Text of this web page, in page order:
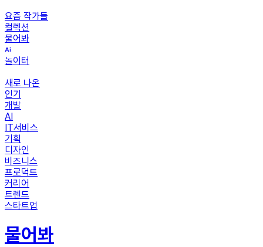
요즘 작가들
컬렉션
물어봐
놀이터
새로 나온
인기
개발
AI
IT서비스
기획
디자인
비즈니스
프로덕트
커리어
트렌드
스타트업
물어봐